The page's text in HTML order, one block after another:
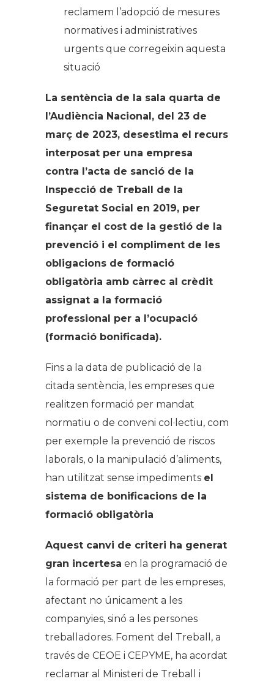
reclamem l’adopció de mesures
normatives i administratives
urgents que corregeixin aquesta
situació
La sentència de la sala quarta de
l’Audiència Nacional, del 23 de
març de 2023, desestima el recurs
interposat per una empresa
contra l’acta de sanció de la
Inspecció de Treball de la
Seguretat Social en 2019, per
finançar el cost de la gestió de la
prevenció i el compliment de les
obligacions de formació
obligatòria amb càrrec al crèdit
assignat a la formació
professional per a l’ocupació
(formació bonificada).
Fins a la data de publicació de la
citada sentència, les empreses que
realitzen formació per mandat
normatiu o de conveni col·lectiu, com
per exemple la prevenció de riscos
laborals, o la manipulació d’aliments,
han utilitzat sense impediments el
sistema de bonificacions de la
formació obligatòria
Aquest canvi de criteri ha generat
gran incertesa en la programació de
la formació per part de les empreses,
afectant no únicament a les
companyies, sinó a les persones
treballadores. Foment del Treball, a
través de CEOE i CEPYME, ha acordat
reclamar al Ministeri de Treball i